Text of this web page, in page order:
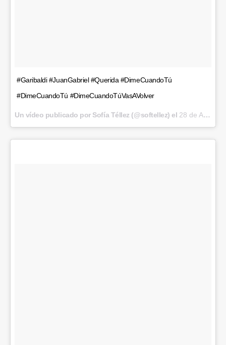
#Garibaldi #JuanGabriel #Querida #DimeCuandoTú
#DimeCuandoTú #DimeCuandoTúVasAVolver
Un vídeo publicado por Sofía Téllez (@softellez) el 28 de Ago de 2016 a la(s) 10:29 PDT